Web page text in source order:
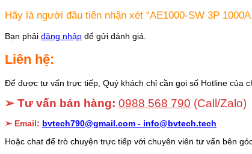
Hãy là người đầu tiên nhận xét “AE1000-SW 3P 1000A
Bạn phải đăng nhập để gửi đánh giá.
Liên hệ:
Để được tư vấn trực tiếp, Quý khách chỉ cần gọi số Hotline của
➢ Tư vấn bán hàng: 0988 568 790 (Call/Zalo)
➢ Email: bvtech790@gmail.com - info@bvtech.tech
Hoặc chat để trò chuyện trực tiếp với chuyên viên tư vấn bên